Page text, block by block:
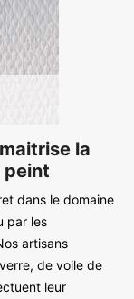
la
peint
dans le domaine
par les
artisans
de voile de
leur